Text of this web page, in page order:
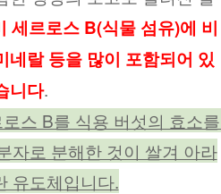
세르로스 B(식물 섬유)에 비
네랄 등을 많이 포함되어 있
니다.
스 B를 식용 버섯의 효소를
자로 분해한 것이 쌀겨 아라
유도체입니다.